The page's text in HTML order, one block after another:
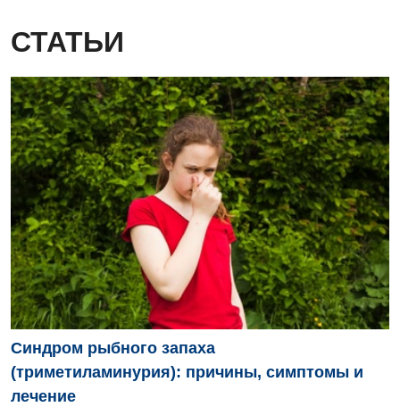
СТАТЬИ
Синдром рыбного запаха
(триметиламинурия): причины, симптомы и
лечение